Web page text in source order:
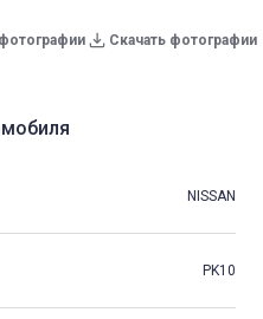
Скачать фотографии
NISSAN
PK10